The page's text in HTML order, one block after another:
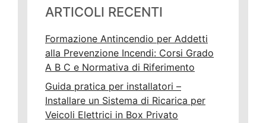
ARTICOLI RECENTI
Formazione Antincendio per Addetti
alla Prevenzione Incendi: Corsi Grado
A B C e Normativa di Riferimento
Guida pratica per installatori –
Installare un Sistema di Ricarica per
Veicoli Elettrici in Box Privato